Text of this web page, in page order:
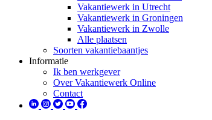
Vakantiewerk in Utrecht
Vakantiewerk in Groningen
Vakantiewerk in Zwolle
Alle plaatsen
Soorten vakantiebaantjes
Informatie
Ik ben werkgever
Over Vakantiewerk Online
Contact